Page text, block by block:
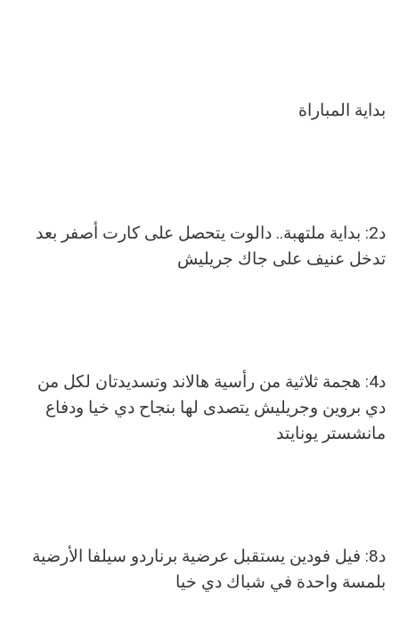
بداية المباراة
د2: بداية ملتهبة.. دالوت يتحصل على كارت أصفر بعد
تدخل عنيف على جاك جريليش
د4: هجمة ثلاثية من رأسية هالاند وتسديدتان لكل من
دي بروين وجريليش يتصدى لها بنجاح دي خيا ودفاع
مانشستر يونايتد
د8: فيل فودين يستقبل عرضية برناردو سيلفا الأرضية
بلمسة واحدة في شباك دي خيا